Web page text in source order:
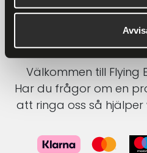
Välkommen till Flying
Har du frågor om en
att ringa oss så